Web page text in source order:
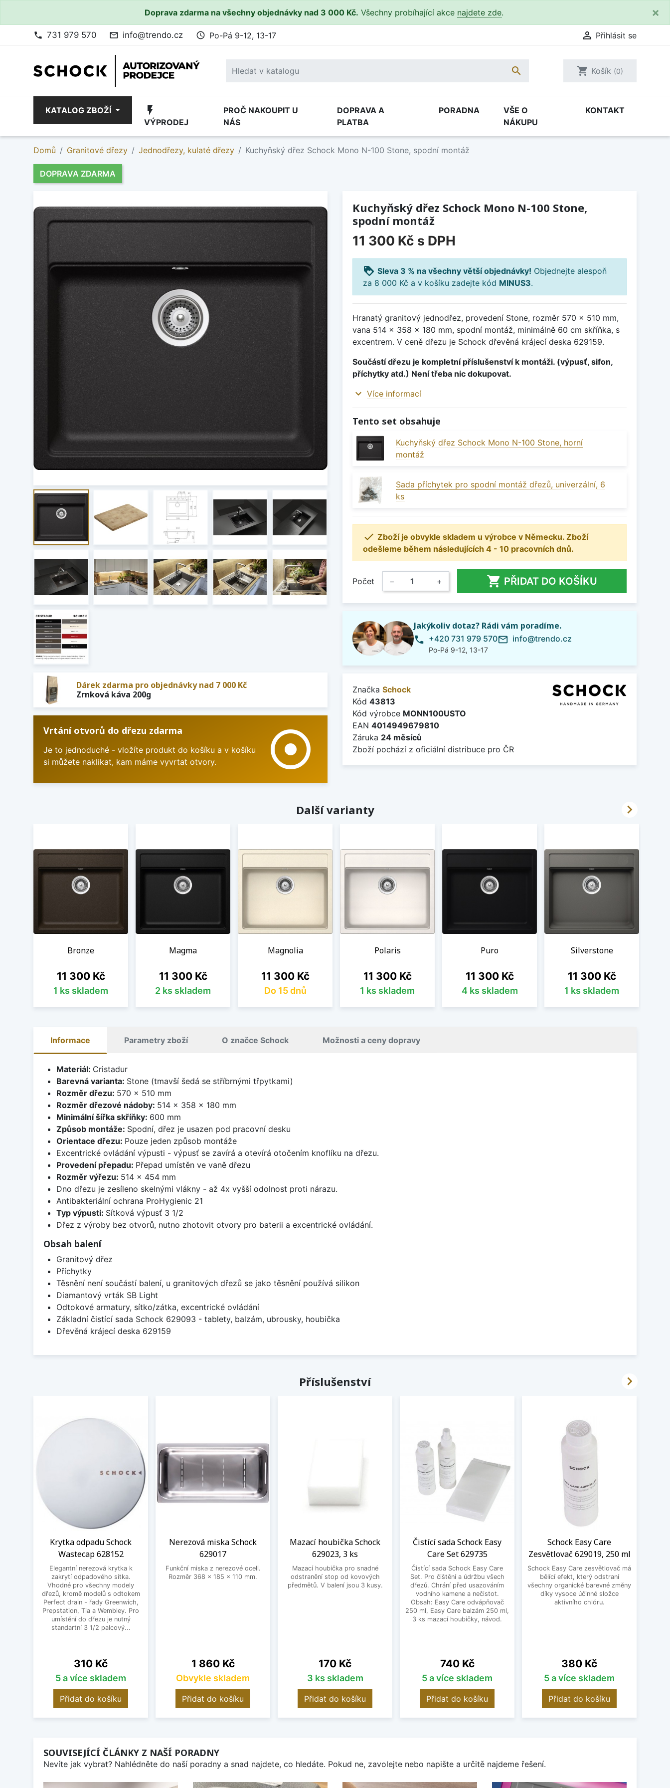
Doprava zdarma na všechny objednávky nad 3 000 Kč. Všechny probíhající akce najdete zde. ×
phone 731 979 570 mail_outline info@trendo.cz access_time Po-Pá 9-12, 13-17  Přihlásit se
 shopping_cart Košík (0)
KATALOG ZBOŽÍ flash_on
VÝPRODEJ
PROČ NAKOUPIT U
NÁS
DOPRAVA A
PLATBA
PORADNA
VŠE O
NÁKUPU
KONTAKT
Domů Granitové dřezy Jednodřezy, kulaté dřezy Kuchyňský dřez Schock Mono N-100 Stone, spodní montáž
DOPRAVA ZDARMA
Dárek zdarma pro objednávky nad 7 000 Kč
Zrnková káva 200g
Vrtání otvorů do dřezu zdarma
Je to jednoduché - vložíte produkt do košíku a v košíku
si můžete naklikat, kam máme vyvrtat otvory.
adjust
Kuchyňský dřez Schock Mono N-100 Stone,
spodní montáž
11 300 Kč s DPH
loyalty Sleva 3 % na všechny větší objednávky! Objednejte alespoň
za 8 000 Kč a v košíku zadejte kód MINUS3.
Hranatý granitový jednodřez, provedení Stone, rozměr 570 x 510 mm,
vana 514 x 358 x 180 mm, spodní montáž, minimálně 60 cm skříňka, s
excentrem. V ceně dřezu je Schock dřevěná krájecí deska 629159.
Součástí dřezu je kompletní příslušenství k montáži. (výpusť, sifon,
příchytky atd.) Není třeba nic dokupovat.
expand_more Více informací
Tento set obsahuje
Kuchyňský dřez Schock Mono N-100 Stone, horní
montáž
Sada příchytek pro spodní montáž dřezů, univerzální, 6
ks
 Zboží je obvykle skladem u výrobce v Německu. Zboží
odešleme během následujících 4 - 10 pracovních dnů.
Počet − +  PŘIDAT DO KOŠÍKU
Jakýkoliv dotaz? Rádi vám poradíme.
phone +420 731 979 570
Po-Pá 9-12, 13-17
mail_outline info@trendo.cz
Značka Schock
Kód 43813
Kód výrobce MONN100USTO
EAN 4014949679810
Záruka 24 měsíců
Zboží pochází z oficiální distribuce pro ČR
Další varianty
Bronze
Cena
11 300 Kč
1 ks skladem
Magma
Cena
11 300 Kč
2 ks skladem
Magnolia
Cena
11 300 Kč
Do 15 dnů
Polaris
Cena
11 300 Kč
1 ks skladem
Puro
Cena
11 300 Kč
4 ks skladem
Silverstone
Cena
11 300 Kč
1 ks skladem

Informace Parametry zboží O značce Schock Možnosti a ceny dopravy
Materiál: Cristadur
Barevná varianta: Stone (tmavší šedá se stříbrnými třpytkami)
Rozměr dřezu: 570 x 510 mm
Rozměr dřezové nádoby: 514 x 358 x 180 mm
Minimální šířka skříňky: 600 mm
Způsob montáže: Spodní, dřez je usazen pod pracovní desku
Orientace dřezu: Pouze jeden způsob montáže
Excentrické ovládání výpusti - výpusť se zavírá a otevírá otočením knoflíku na dřezu.
Provedení přepadu: Přepad umístěn ve vaně dřezu
Rozměr výřezu: 514 x 454 mm
Dno dřezu je zesíleno skelnými vlákny - až 4x vyšší odolnost proti nárazu.
Antibakteriální ochrana ProHygienic 21
Typ výpusti: Sítková výpusť 3 1/2
Dřez z výroby bez otvorů, nutno zhotovit otvory pro baterii a excentrické ovládání.
Obsah balení
Granitový dřez
Příchytky
Těsnění není součástí balení, u granitových dřezů se jako těsnění používá silikon
Diamantový vrták SB Light
Odtokové armatury, sítko/zátka, excentrické ovládání
Základní čistící sada Schock 629093 - tablety, balzám, ubrousky, houbička
Dřevěná krájecí deska 629159
Příslušenství
Krytka odpadu Schock
Wastecap 628152
Elegantní nerezová krytka k
zakrytí odpadového sítka.
Vhodné pro všechny modely
dřezů, kromě modelů s odtokem
Perfect drain - řady Greenwich,
Prepstation, Tia a Wembley. Pro
umístění do dřezu je nutný
standartní 3 1/2 palcový...
Cena
310 Kč
5 a více skladem
Přidat do košíku
Nerezová miska Schock
629017
Funkční miska z nerezové oceli.
Rozměr 368 x 185 x 110 mm.
Cena
1 860 Kč
Obvykle skladem
Přidat do košíku
Mazací houbička Schock
629023, 3 ks
Mazací houbička pro snadné
odstranění stop od kovových
předmětů. V balení jsou 3 kusy.
Cena
170 Kč
3 ks skladem
Přidat do košíku
Čistící sada Schock Easy
Care Set 629735
Čistící sada Schock Easy Care
Set. Pro čištění a údržbu všech
dřezů. Chrání před usazováním
vodního kamene a nečistot.
Obsah: Easy Care odvápňovač
250 ml, Easy Care balzám 250 ml,
3 ks mazací houbičky, návod.
Cena
740 Kč
5 a více skladem
Přidat do košíku
Schock Easy Care
Zesvětlovač 629019, 250 ml
Schock Easy Care zesvětlovač má
bělící efekt, který odstraní
všechny organické barevné změny
díky vysoce účinné složce
aktivního chlóru.
Cena
380 Kč
5 a více skladem
Přidat do košíku

SOUVISEJÍCÍ ČLÁNKY Z NAŠÍ PORADNY
Nevíte jak vybrat? Nahlédněte do naší poradny a snad najdete, co hledáte. Pokud ne, zavolejte nebo napište a určitě najdeme řešení.